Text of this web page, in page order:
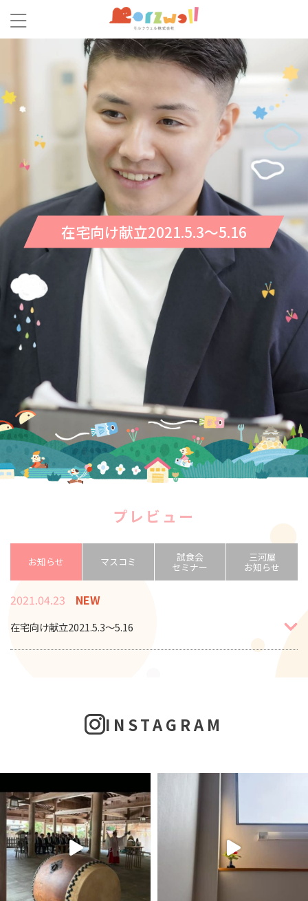
在宅向け献立2021.5.3～5.16
プレビュー
お知らせ マスコミ 試食会
セミナー
三河屋
お知らせ
2021.04.23 NEW
在宅向け献立2021.5.3～5.16
INSTAGRAM